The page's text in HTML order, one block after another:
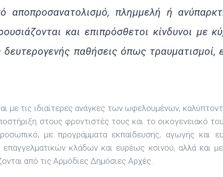
αποπροσανατολισμό, πλημμελή ή
και επιπρόσθετοι κίνδυνοι με
παθήσεις όπως τραυματισμοί,
με τις ιδιαίτερες ανάγκες των ωφελουμένων,
στους φροντιστές τους και το οικογενειακό
με προγράμματα εκπαίδευσης, αγωγής και
κλάδων και ευρέως κοινού, αλλά και
από τις Αρμόδιες Δημόσιες Αρχές.